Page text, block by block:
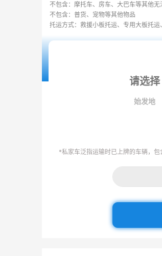
不包含：摩托车、房车、大巴车等其他
不包含：普货、宠物等其他物品
托运方式：救援小板托运、专用大板托运
始发地
*私家车泛指运输时已上牌的车辆，包